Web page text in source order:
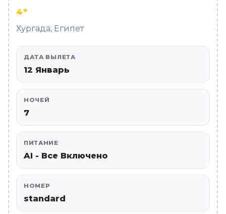
4*
Хургада, Египет
ДАТА ВЫЛЕТА
12 Январь
НОЧЕЙ
7
ПИТАНИЕ
AI - Все Включено
НОМЕР
standard